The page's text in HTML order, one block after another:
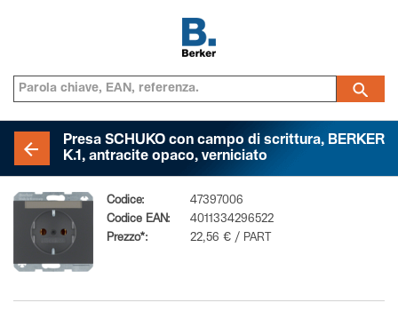
Presa SCHUKO con campo di scrittura, BERKER
K.1, antracite opaco, verniciato
Codice:
47397006
Codice EAN:
4011334296522
Prezzo*:
22,56 € / PART